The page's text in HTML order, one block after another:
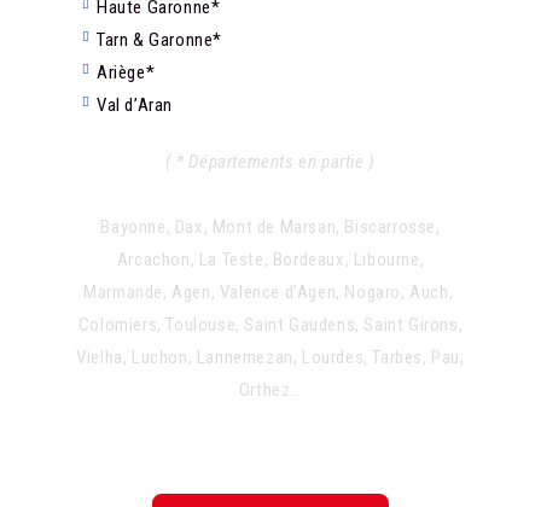
Haute Garonne*
Tarn & Garonne*
Ariège*
Val d’Aran
( * Départements en partie )
Bayonne, Dax, Mont de Marsan, Biscarrosse,
Arcachon, La Teste, Bordeaux, Libourne,
Marmande, Agen, Valence d’Agen, Nogaro, Auch,
Colomiers, Toulouse, Saint Gaudens, Saint Girons,
Vielha, Luchon, Lannemezan, Lourdes, Tarbes, Pau,
Orthez…